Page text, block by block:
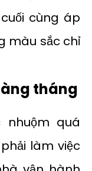
cùng áp
màu sắc chỉ
tháng
nhuộm quá
làm việc